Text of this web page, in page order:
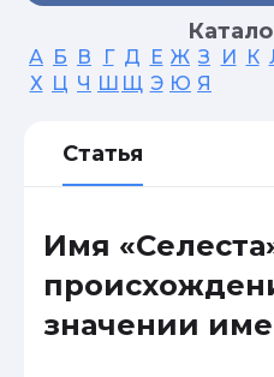
А Б В Г Д Е Ж З И К
Х Ц Ч Ш Щ Э Ю Я
Статья
Имя
значении